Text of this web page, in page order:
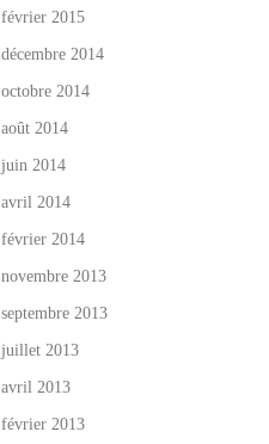
février 2015
décembre 2014
octobre 2014
août 2014
juin 2014
avril 2014
février 2014
novembre 2013
septembre 2013
juillet 2013
avril 2013
février 2013